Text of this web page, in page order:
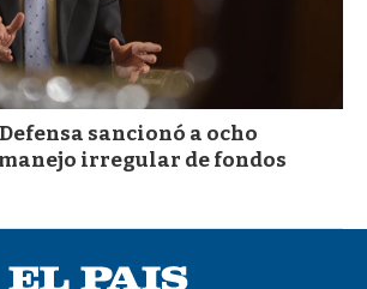
sancionó a ocho
irregular de fondos